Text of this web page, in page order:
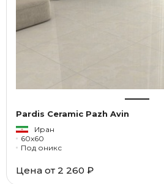
Pardis Ceramic Pazh Avin
Иран
60x60
Под оникс
Цена от 2 260 ₽